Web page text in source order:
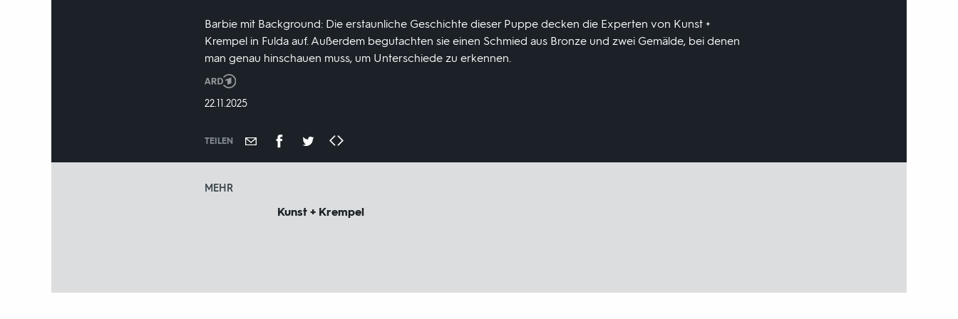
Barbie mit Background: Die erstaunliche Geschichte dieser Puppe decken die Experten von Kunst +
Krempel in Fulda auf. Außerdem begutachten sie einen Schmied aus Bronze und zwei Gemälde, bei denen
man genau hinschauen muss, um Unterschiede zu erkennen.
Produktionsland
und
DATUM:
22.11.2025
TEILEN
MEHR
Kunst + Krempel